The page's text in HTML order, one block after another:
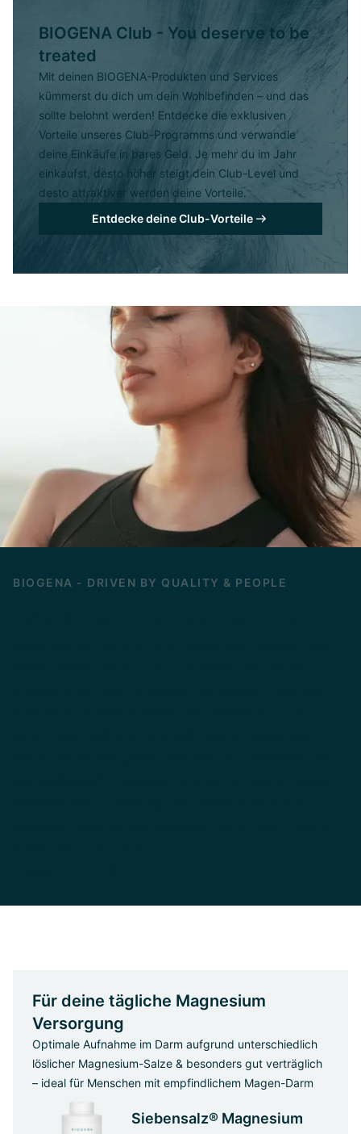
BIOGENA Club - You deserve to be
treated
Mit deinen BIOGENA-Produkten und Services
kümmerst du dich um dein Wohlbefinden – und das
sollte belohnt werden! Entdecke die exklusiven
Vorteile unseres Club-Programms und verwandle
deine Einkäufe in bares Geld. Je mehr du im Jahr
einkaufst, desto höher steigt dein Club-Level und
desto attraktiver werden deine Vorteile.
Entdecke deine Club-Vorteile
BIOGENA - DRIVEN BY QUALITY & PEOPLE
Für deine tägliche Magnesium
Versorgung
Optimale Aufnahme im Darm aufgrund unterschiedlich
löslicher Magnesium-Salze & besonders gut verträglich
– ideal für Menschen mit empfindlichem Magen-Darm
Siebensalz® Magnesium